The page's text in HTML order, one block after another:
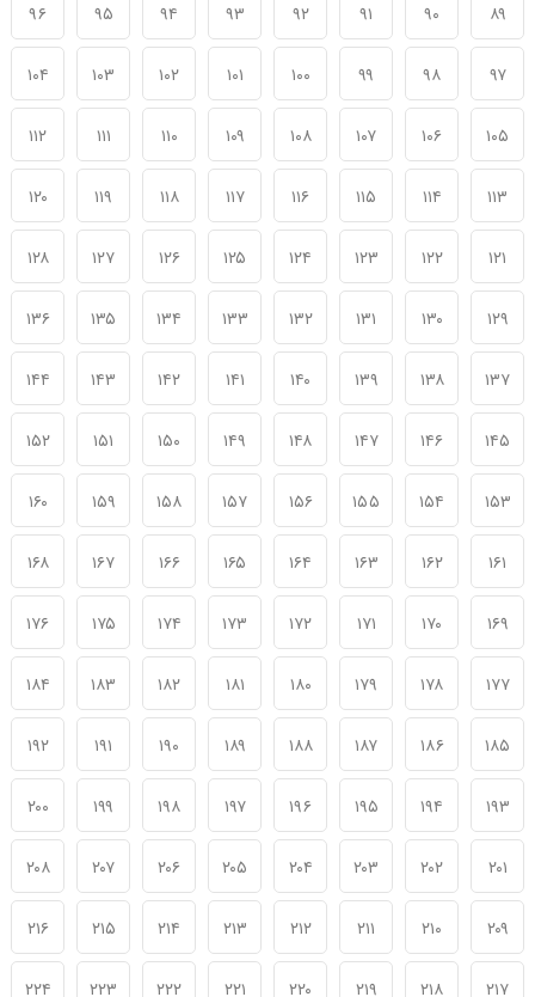
۸۹ ۹۰ ۹۱ ۹۲ ۹۳ ۹۴ ۹۵ ۹۶
۹۷ ۹۸ ۹۹ ۱۰۰ ۱۰۱ ۱۰۲ ۱۰۳ ۱۰۴
۱۰۵ ۱۰۶ ۱۰۷ ۱۰۸ ۱۰۹ ۱۱۰ ۱۱۱ ۱۱۲
۱۱۳ ۱۱۴ ۱۱۵ ۱۱۶ ۱۱۷ ۱۱۸ ۱۱۹ ۱۲۰
۱۲۱ ۱۲۲ ۱۲۳ ۱۲۴ ۱۲۵ ۱۲۶ ۱۲۷ ۱۲۸
۱۲۹ ۱۳۰ ۱۳۱ ۱۳۲ ۱۳۳ ۱۳۴ ۱۳۵ ۱۳۶
۱۳۷ ۱۳۸ ۱۳۹ ۱۴۰ ۱۴۱ ۱۴۲ ۱۴۳ ۱۴۴
۱۴۵ ۱۴۶ ۱۴۷ ۱۴۸ ۱۴۹ ۱۵۰ ۱۵۱ ۱۵۲
۱۵۳ ۱۵۴ ۱۵۵ ۱۵۶ ۱۵۷ ۱۵۸ ۱۵۹ ۱۶۰
۱۶۱ ۱۶۲ ۱۶۳ ۱۶۴ ۱۶۵ ۱۶۶ ۱۶۷ ۱۶۸
۱۶۹ ۱۷۰ ۱۷۱ ۱۷۲ ۱۷۳ ۱۷۴ ۱۷۵ ۱۷۶
۱۷۷ ۱۷۸ ۱۷۹ ۱۸۰ ۱۸۱ ۱۸۲ ۱۸۳ ۱۸۴
۱۸۵ ۱۸۶ ۱۸۷ ۱۸۸ ۱۸۹ ۱۹۰ ۱۹۱ ۱۹۲
۱۹۳ ۱۹۴ ۱۹۵ ۱۹۶ ۱۹۷ ۱۹۸ ۱۹۹ ۲۰۰
۲۰۱ ۲۰۲ ۲۰۳ ۲۰۴ ۲۰۵ ۲۰۶ ۲۰۷ ۲۰۸
۲۰۹ ۲۱۰ ۲۱۱ ۲۱۲ ۲۱۳ ۲۱۴ ۲۱۵ ۲۱۶
۲۱۷ ۲۱۸ ۲۱۹ ۲۲۰ ۲۲۱ ۲۲۲ ۲۲۳ ۲۲۴